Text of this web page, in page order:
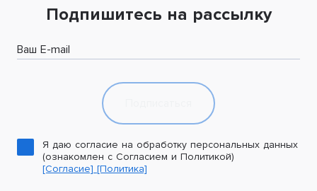
Подпишитесь на рассылку
Ваш E-mail
Я даю согласие на обработку персональных данных
(ознакомлен с Согласием и Политикой)
[Согласие] [Политика]